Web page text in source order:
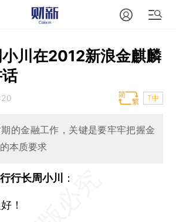
川在2012新浪金麒麟
T中
的金融工作，关键是要牢牢把握金
本质要求
行长周小川 ：
！